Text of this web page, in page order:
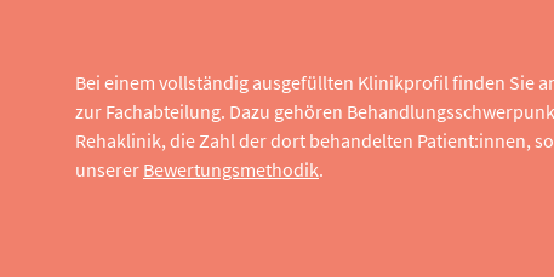
Bei einem vollständig ausgefüllten Klinikprofil finden Sie
zur Fachabteilung. Dazu gehören
Rehaklinik, die Zahl der dort behandelten Patient:innen,
unserer Bewertungsmethodik.